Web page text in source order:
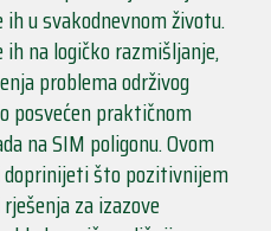
u svakodnevnom životu.
na logičko razmišljanje,
problema održivog
posvećen praktičnom
na SIM poligonu. Ovom
doprinijeti što pozitivnijem
za izazove